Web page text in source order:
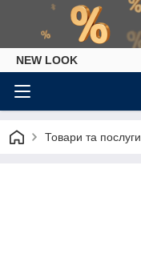
NEW LOOK
Товари та послуги